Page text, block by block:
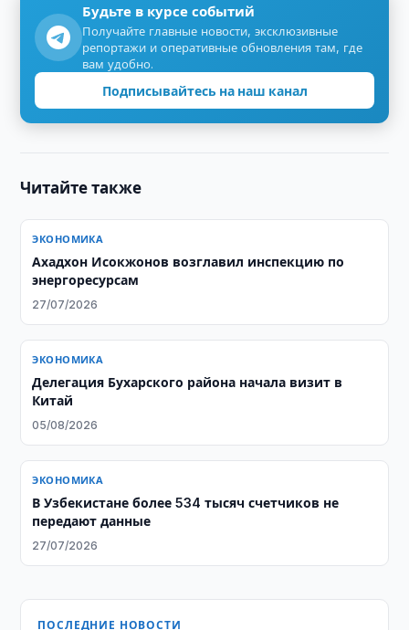
Будьте в курсе событий
Получайте главные новости, эксклюзивные
репортажи и оперативные обновления там, где
вам удобно.
Подписывайтесь на наш канал
Читайте также
ЭКОНОМИКА
Ахадхон Исокжонов возглавил инспекцию по
энергоресурсам
27/07/2026
ЭКОНОМИКА
Делегация Бухарского района начала визит в
Китай
05/08/2026
ЭКОНОМИКА
В Узбекистане более 534 тысяч счетчиков не
передают данные
27/07/2026
ПОСЛЕДНИЕ НОВОСТИ